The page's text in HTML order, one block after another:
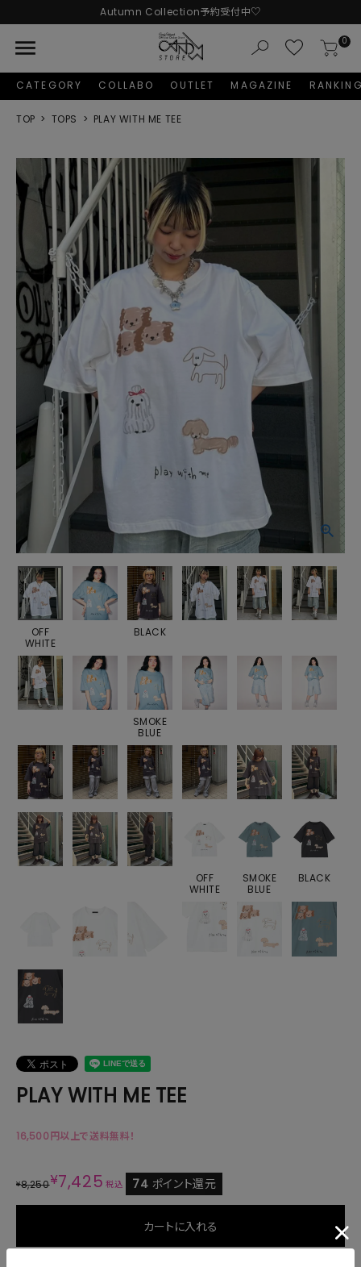
Autumn Collection予約受付中♡
LINE友だち追加 + ID連携で1,000円OFFクーポンプレゼント
新規会員登録で1,000円分のポイントプレゼント！
menu 0
CATEGORY COLLABO OUTLET MAGAZINE
TOP TOPS PLAY WITH ME TEE
OFF
WHITE
BLACK
SMOKE
BLUE
OFF
WHITE
SMOKE
BLUE
BLACK
PLAY WITH ME TEE
16,500円以上で送料無料！
¥8,250¥7,425 税込 74 ポイント還元
カートに入れる